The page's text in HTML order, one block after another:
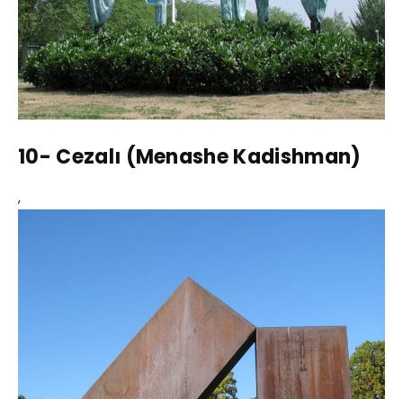
10- Cezalı (Menashe Kadishman)
,